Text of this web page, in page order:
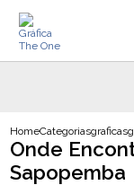
HomeCategoriasgraficas
Onde
Sapopemba